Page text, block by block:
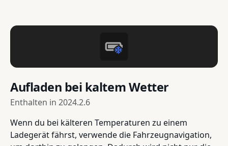
Aufladen bei kaltem Wetter
Enthalten in 2024.2.6
Wenn du bei kälteren Temperaturen zu einem
Ladegerät fährst, verwende die Fahrzeugnavigation,